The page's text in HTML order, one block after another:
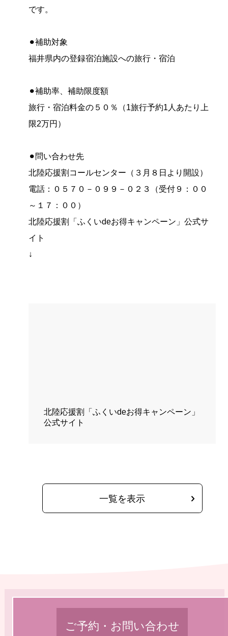
です。
⚫︎補助対象
福井県内の登録宿泊施設への旅行・宿泊
⚫︎補助率、補助限度額
旅行・宿泊料金の５０％（1旅行予約1人あたり上
限2万円）
⚫︎問い合わせ先
北陸応援割コールセンター（３月８日より開設）
電話：０５７０－０９９－０２３（受付９：００
～１７：００）
北陸応援割「ふくいdeお得キャンペーン」公式サ
イト
↓
北陸応援割「ふくいdeお得キャンペーン」
公式サイト
一覧を表示
ご予約・お問い合わせ